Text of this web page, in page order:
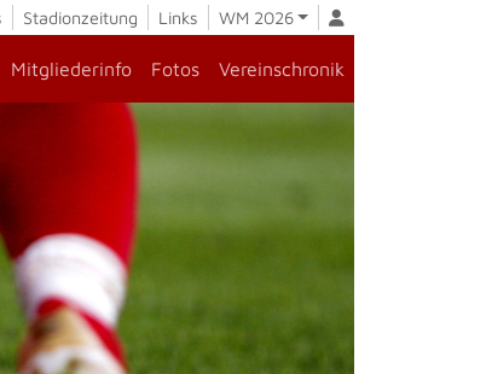
Stadionzeitung Links WM 2026
Mitgliederinfo Fotos Vereinschronik